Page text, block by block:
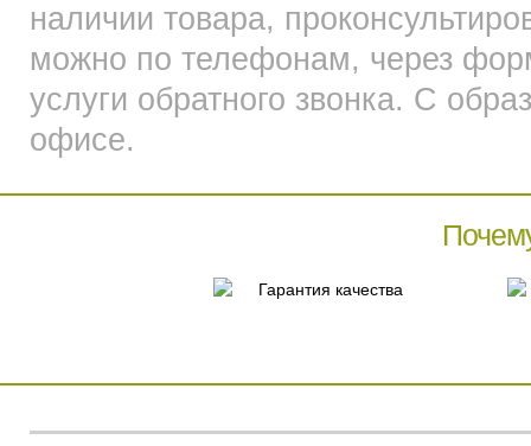
наличии товара,
можно по телефонам, через
услуги обратного звонка. С
офисе.
Гарантия качества